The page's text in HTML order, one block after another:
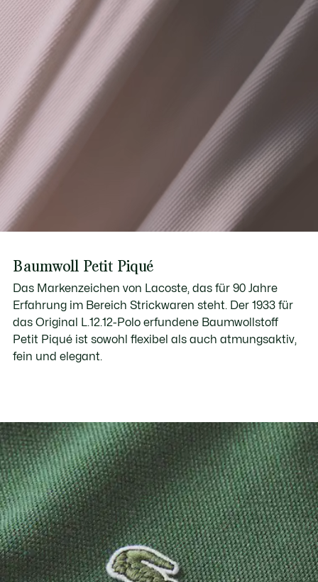
Baumwoll Petit Piqué
Das Markenzeichen von Lacoste, das für 90 Jahre
Erfahrung im Bereich Strickwaren steht. Der 1933 für
das Original L.12.12-Polo erfundene Baumwollstoff
Petit Piqué ist sowohl flexibel als auch atmungsaktiv,
fein und elegant.